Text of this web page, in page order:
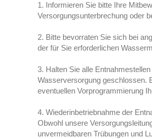
1. Informieren Sie bitte Ihre
Versorgungsunterbrechung oder
2. Bitte bevorraten Sie sich bei
der für Sie erforderlichen
3. Halten Sie alle
Wasserversorgung geschlossen.
eventuellen Vorprogrammierung
4. Wiederinbetriebnahme der
Obwohl unsere
unvermeidbaren Trübungen und